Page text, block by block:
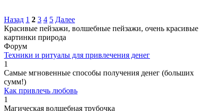
Назад 1 2 3 4 5 Далее
Красивые пейзажи, волшебные пейзажи, очень красивые
картинки природа
Форум
Техники и ритуалы для привлечения денег
1
Самые мгновенные способы получения денег (больших
сумм!)
Как привлечь любовь
1
Магическая волшебная трубочка